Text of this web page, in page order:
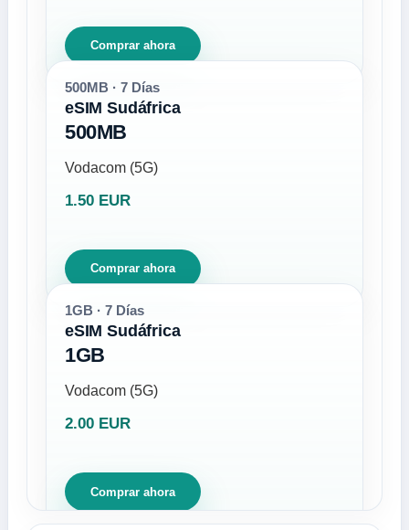
Comprar ahora
500MB · 7 Días
eSIM Sudáfrica
500MB
Vodacom (5G)
1.50 EUR
Comprar ahora
1GB · 7 Días
eSIM Sudáfrica
1GB
Vodacom (5G)
2.00 EUR
Comprar ahora